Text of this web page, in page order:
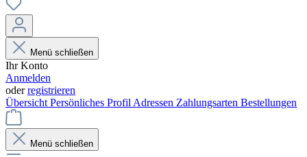
Menü schließen
Ihr Konto
Anmelden
oderregistrieren
Übersicht Persönliches Profil Adressen Zahlungsarten Bestellungen
Menü schließen